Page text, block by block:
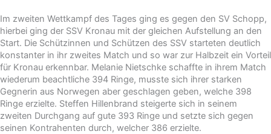
Im zweiten Wettkampf des Tages ging es gegen den SV Schopp,
hierbei ging der SSV Kronau mit der gleichen Aufstellung an den
Start. Die Schützinnen und Schützen des SSV starteten deutlich
konstanter in ihr zweites Match und so war zur Halbzeit ein Vorteil
für Kronau erkennbar. Melanie Nietschke schaffte in ihrem Match
wiederum beachtliche 394 Ringe, musste sich ihrer starken
Gegnerin aus Norwegen aber geschlagen geben, welche 398
Ringe erzielte. Steffen Hillenbrand steigerte sich in seinem
zweiten Durchgang auf gute 393 Ringe und setzte sich gegen
seinen Kontrahenten durch, welcher 386 erzielte.